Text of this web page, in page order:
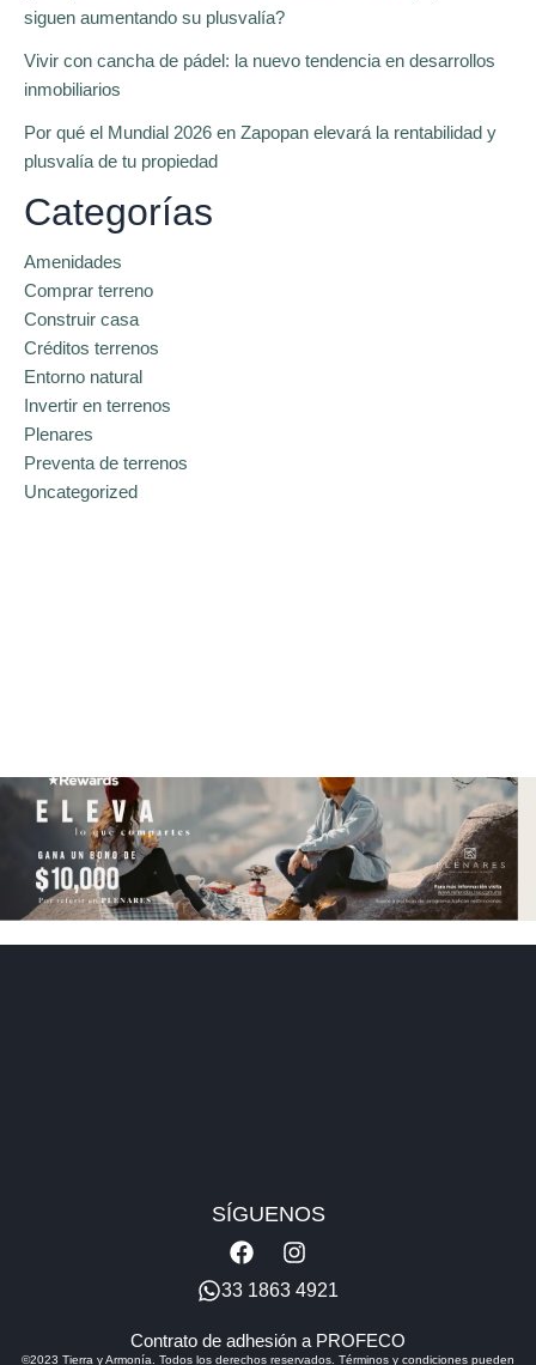
siguen aumentando su plusvalía?
Vivir con cancha de pádel: la nuevo tendencia en desarrollos
inmobiliarios
Por qué el Mundial 2026 en Zapopan elevará la rentabilidad y
plusvalía de tu propiedad
Categorías
Amenidades
Comprar terreno
Construir casa
Créditos terrenos
Entorno natural
Invertir en terrenos
Plenares
Preventa de terrenos
Uncategorized
SÍGUENOS
F
a
c
b
o
I
n
s
a
g
33 1863 4921
Contrato de adhesión a PROFECO
©2023 Tierra y Armonía. Todos los derechos reservados. Términos y condiciones pueden